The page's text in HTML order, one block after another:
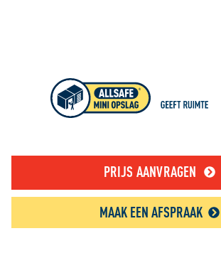
PRIJS AANVRAGEN
MAAK EEN AFSPRAAK